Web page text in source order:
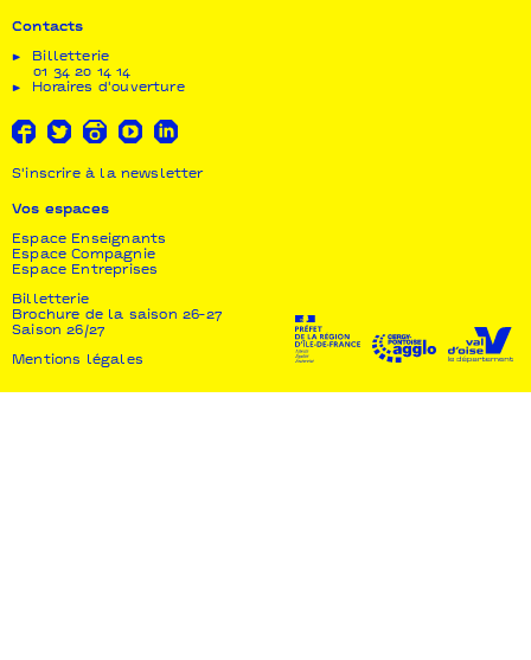
Contacts
Billetterie
01 34 20 14 14
Horaires d'ouverture
S'inscrire à la newsletter
Vos espaces
Espace Enseignants
Espace Compagnie
Espace Entreprises
Billetterie
Brochure de la saison 26-27
Saison 26/27
Mentions légales